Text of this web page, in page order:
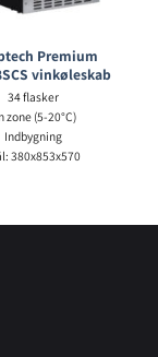
Premium
vinkøleskab
34 flasker
zone (5-20°C)
Indbygning
380x853x570